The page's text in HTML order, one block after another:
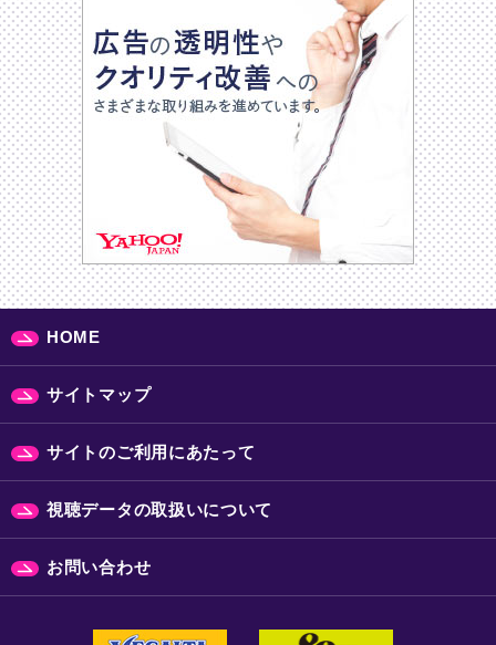
HOME
サイトマップ
サイトのご利用にあたって
視聴データの取扱いについて
お問い合わせ